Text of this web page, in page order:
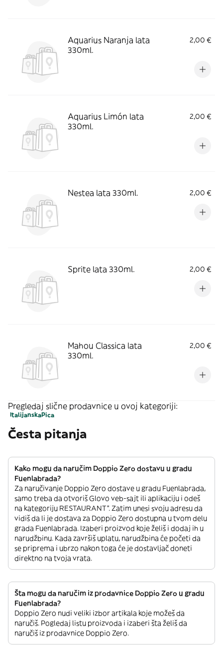
Aquarius Naranja lata
330ml.
2,00 €
Aquarius Limón lata
330ml.
2,00 €
Nestea lata 330ml. 2,00 €
Sprite lata 330ml. 2,00 €
Mahou Classica lata
330ml.
2,00 €
Pregledaj slične prodavnice u ovoj kategoriji:
ItalijanskaPica
Česta pitanja
Kako mogu da naručim Doppio Zero dostavu u gradu
Fuenlabrada?
Za naručivanje Doppio Zero dostave u gradu Fuenlabrada,
samo treba da otvoriš Glovo veb-sajt ili aplikaciju i odeš
na kategoriju RESTAURANT”. Zatim unesi svoju adresu da
vidiš da li je dostava za Doppio Zero dostupna u tvom delu
grada Fuenlabrada. Izaberi proizvod koje želiš i dodaj ih u
narudžbinu. Kada završiš uplatu, narudžbina će početi da
se priprema i ubrzo nakon toga će je dostavljač doneti
direktno na tvoja vrata.
Šta mogu da naručim iz prodavnice Doppio Zero u gradu
Fuenlabrada?
Doppio Zero nudi veliki izbor artikala koje možeš da
naručiš. Pogledaj listu proizvoda i izaberi šta želiš da
naručiš iz prodavnice Doppio Zero.